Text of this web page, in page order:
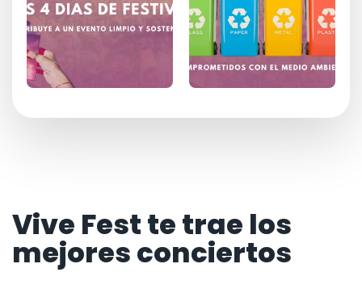
Vive Fest te trae los
mejores conciertos